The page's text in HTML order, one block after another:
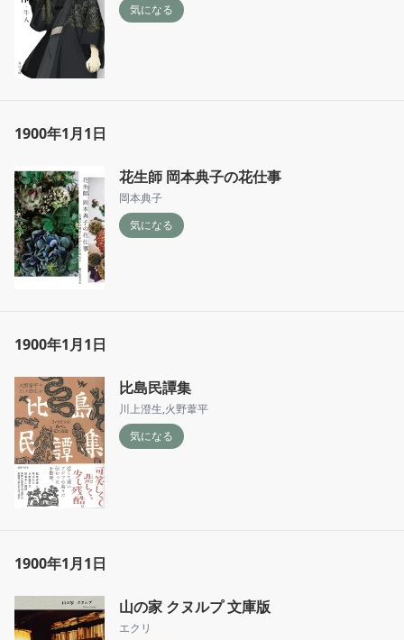
気になる
1900年1月1日
花生師 岡本典子の花仕事
岡本典子
気になる
1900年1月1日
比島民譚集
川上澄生,火野葦平
気になる
1900年1月1日
山の家 クヌルプ 文庫版
エクリ